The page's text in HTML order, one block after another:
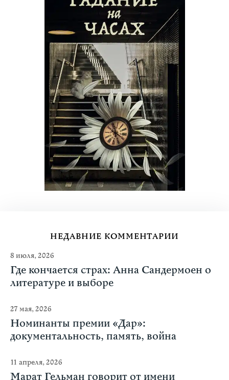
НЕДАВНИЕ КОММЕНТАРИИ
8 июля, 2026
Где кончается страх: Анна Сандермоен о
литературе и выборе
27 мая, 2026
Номинанты премии «Дар»:
документальность, память, война
11 апреля, 2026
Марат Гельман говорит от имени